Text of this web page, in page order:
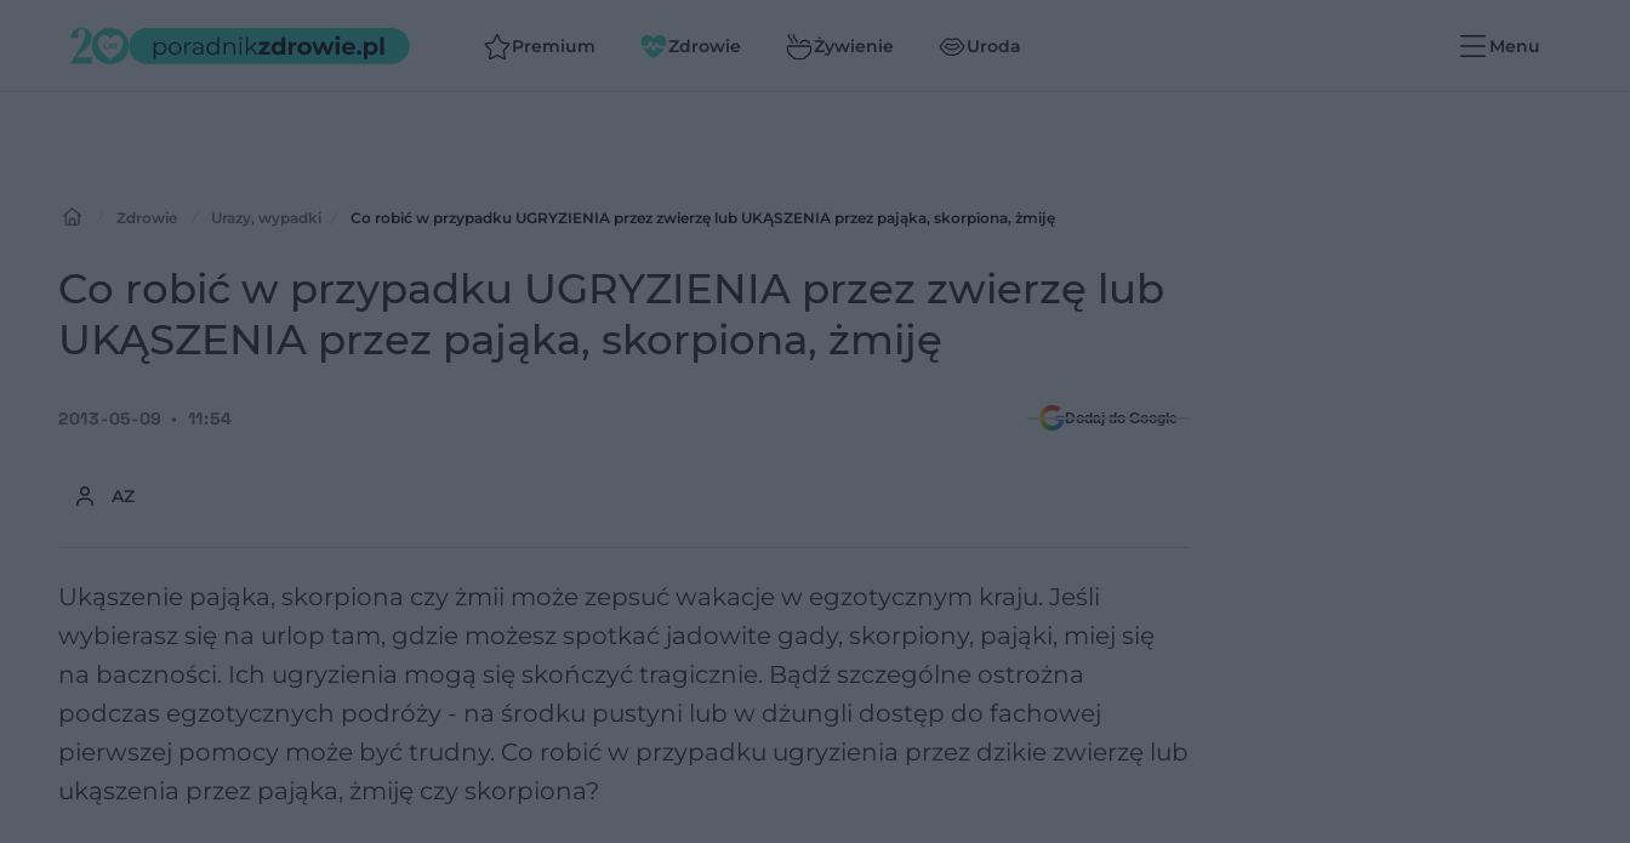
Premium Zdrowie Żywienie Uroda Menu
Zdrowie Urazy, wypadki Co robić w przypadku UGRYZIENIA przez zwierzę lub UKĄSZENIA przez pająka, skorpiona, żmiję
Co robić w przypadku UGRYZIENIA przez zwierzę lub
UKĄSZENIA przez pająka, skorpiona, żmiję
AZ
2013-05-09 11:54 Dodaj do Google
Ukąszenie pająka, skorpiona czy żmii może zepsuć wakacje w egzotycznym kraju. Jeśli
wybierasz się na urlop tam, gdzie możesz spotkać jadowite gady, skorpiony, pająki, miej się
na baczności. Ich ugryzienia mogą się skończyć tragicznie. Bądź szczególne ostrożna
podczas egzotycznych podróży - na środku pustyni lub w dżungli dostęp do fachowej
pierwszej pomocy może być trudny. Co robić w przypadku ugryzienia przez dzikie zwierzę lub
ukąszenia przez pająka, żmiję czy skorpiona?